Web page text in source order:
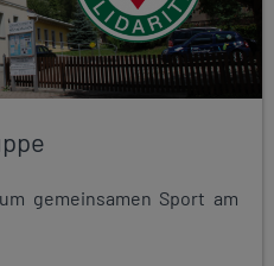
gemeinsamen Sport am